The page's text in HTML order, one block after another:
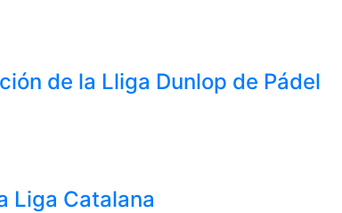
de la Lliga Dunlop de Pádel
Liga Catalana